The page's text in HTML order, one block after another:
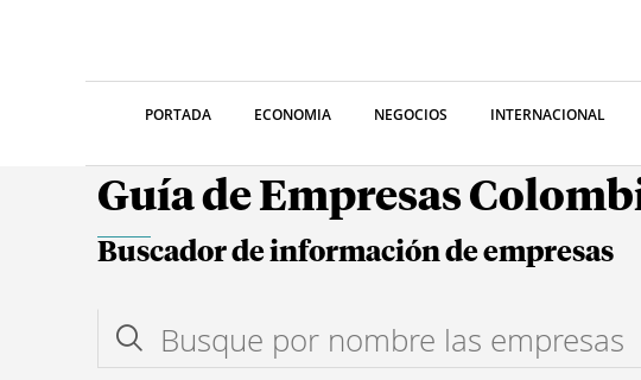
PORTADA ECONOMIA NEGOCIOS INTERNACIONAL
Guía de Empresas
Buscador de información de empresas